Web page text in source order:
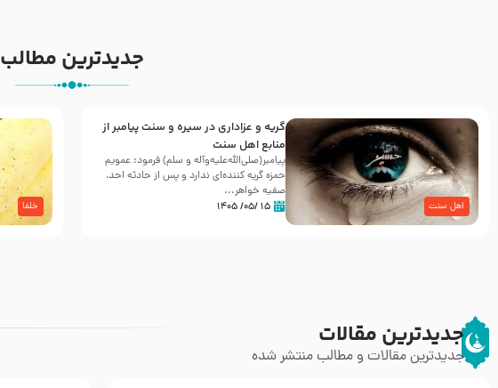
جدیدترین مطالب
اهل سنت
گریه و عزاداری در سیره و سنت پیامبر از
منابع اهل سنت
پیامبر(صلی‌الله‌علیه‌وآله و سلم) فرمود: عمویم
حمزه گریه کننده‌ای ندارد و پس از حادثه احد،
صفیه خواهر...
۱۵ /۰۵/ ۱۴۰۵ خلفا
جدیدترین مقالات
جدیدترین مقالات و مطالب منتشر شده